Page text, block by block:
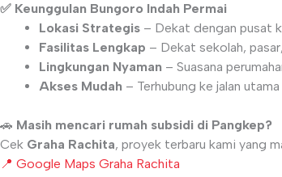
✅ Keunggulan Bungoro Indah Permai
Lokasi Strategis – Dekat dengan pusat
Fasilitas Lengkap – Dekat sekolah,
Lingkungan Nyaman – Suasana
Akses Mudah – Terhubung ke jalan
🚗 Masih mencari rumah subsidi di Pangkep?
Cek Graha Rachita, proyek terbaru kami yang
📍 Google Maps Graha Rachita